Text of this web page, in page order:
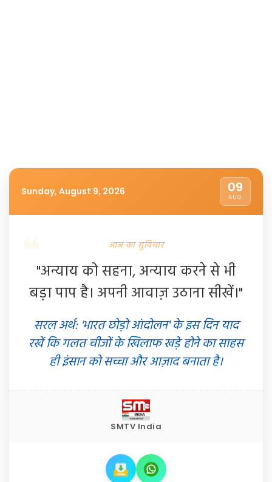
Sunday, August 9, 2026 09
AUG
आज का सुविचार
"अन्याय को सहना, अन्याय करने से भी
बड़ा पाप है। अपनी आवाज़ उठाना सीखें।"
सरल अर्थ: 'भारत छोड़ो आंदोलन' के इस दिन याद
रखें कि गलत चीजों के खिलाफ खड़े होने का साहस
ही इंसान को सच्चा और आज़ाद बनाता है।
SMTV India